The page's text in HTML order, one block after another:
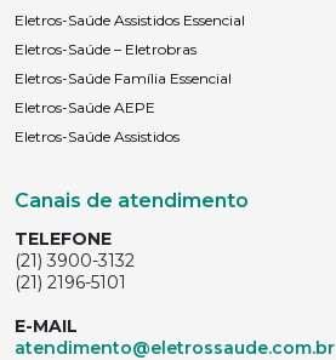
Eletros-Saúde Assistidos Essencial
Eletros-Saúde – Eletrobras
Eletros-Saúde Família Essencial
Eletros-Saúde AEPE
Eletros-Saúde Assistidos
Canais de atendimento
TELEFONE
(21) 3900-3132
(21) 2196-5101
E-MAIL
atendimento@eletrossaude.com.br